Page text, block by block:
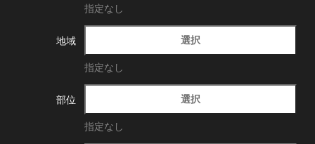
指定なし
地域 選択
指定なし
部位 選択
指定なし